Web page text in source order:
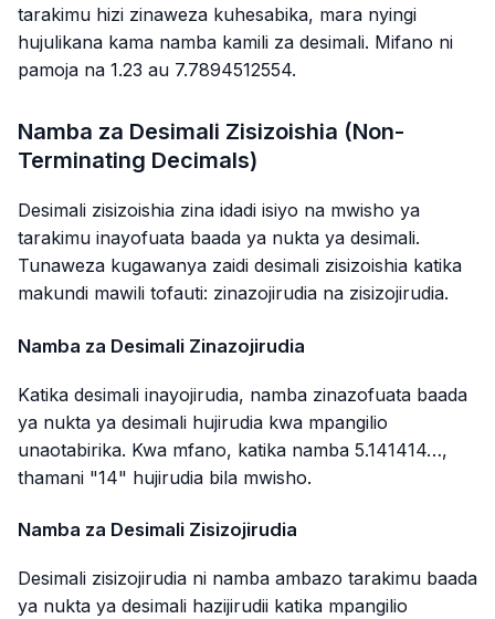
tarakimu hizi zinaweza kuhesabika, mara nyingi
hujulikana kama namba kamili za desimali. Mifano ni
pamoja na 1.23 au 7.7894512554.
Namba za Desimali Zisizoishia (Non-
Terminating Decimals)
Desimali zisizoishia zina idadi isiyo na mwisho ya
tarakimu inayofuata baada ya nukta ya desimali.
Tunaweza kugawanya zaidi desimali zisizoishia katika
makundi mawili tofauti: zinazojirudia na zisizojirudia.
Namba za Desimali Zinazojirudia
Katika desimali inayojirudia, namba zinazofuata baada
ya nukta ya desimali hujirudia kwa mpangilio
unaotabirika. Kwa mfano, katika namba 5.141414…,
thamani "14" hujirudia bila mwisho.
Namba za Desimali Zisizojirudia
Desimali zisizojirudia ni namba ambazo tarakimu baada
ya nukta ya desimali hazijirudii katika mpangilio